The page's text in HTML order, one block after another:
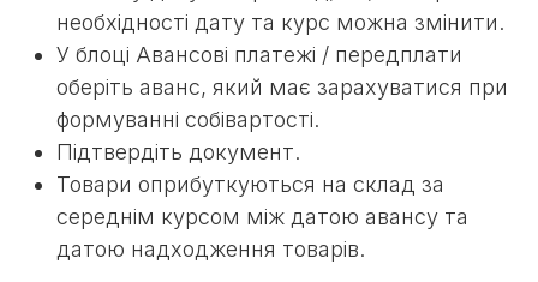
необхідності дату та курс можна змінити.
У блоці Авансові платежі / передплати
оберіть аванс, який має зарахуватися при
формуванні собівартості.
Підтвердіть документ.
Товари оприбуткуються на склад за
середнім курсом між датою авансу та
датою надходження товарів.